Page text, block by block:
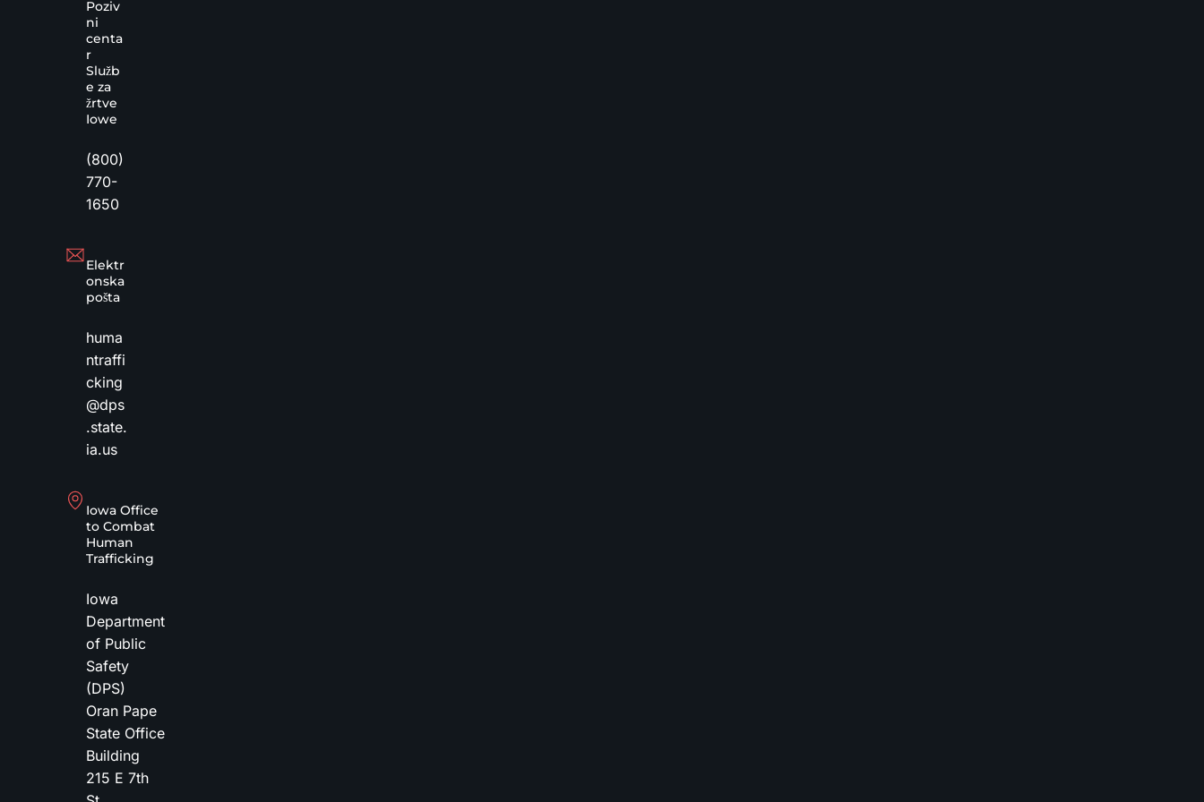
Poziv
ni
centa
r
Služb
e za
žrtve
Iowe
(800)
770-
1650
Elektr
onska
pošta
huma
ntraffi
cking
@dps
.state.
ia.us
Iowa Office
to Combat
Human
Trafficking
Iowa
Department
of Public
Safety
(DPS)
Oran Pape
State Office
Building
215 E 7th